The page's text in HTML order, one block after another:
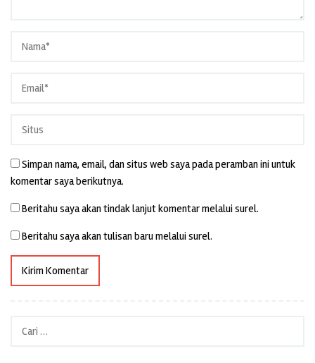
Simpan nama, email, dan situs web saya pada peramban ini untuk
komentar saya berikutnya.
Beritahu saya akan tindak lanjut komentar melalui surel.
Beritahu saya akan tulisan baru melalui surel.